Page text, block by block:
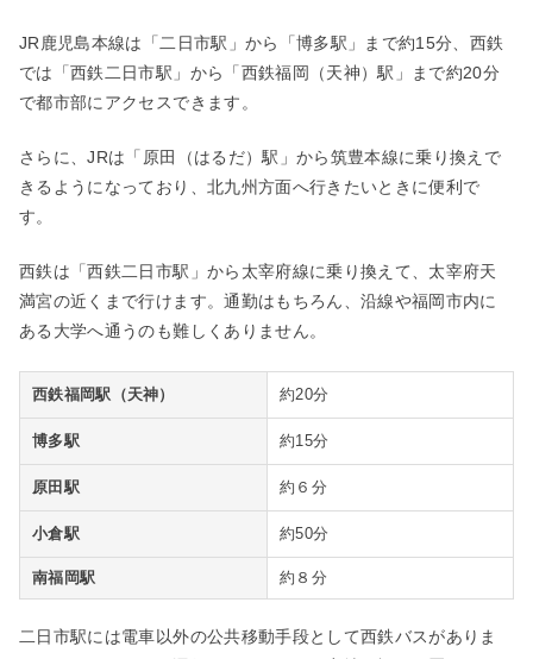
JR鹿児島本線は「二日市駅」から「博多駅」まで約15分、西鉄
では「西鉄二日市駅」から「西鉄福岡（天神）駅」まで約20分
で都市部にアクセスできます。
さらに、JRは「原田（はるだ）駅」から筑豊本線に乗り換えで
きるようになっており、北九州方面へ行きたいときに便利で
す。
西鉄は「西鉄二日市駅」から太宰府線に乗り換えて、太宰府天
満宮の近くまで行けます。通勤はもちろん、沿線や福岡市内に
ある大学へ通うのも難しくありません。
西鉄福岡駅（天神） 約20分
博多駅 約15分
原田駅 約６分
小倉駅 約50分
南福岡駅 約８分
二日市駅には電車以外の公共移動手段として西鉄バスがありま